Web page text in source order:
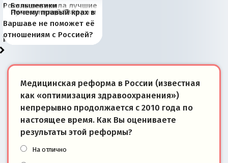
Россия потеряла лучшие
рыбопромысловые
районы Баренцева
моря
Большевики
отличаются от «Яблока»
тем, что они -
победители
Киевская марионетка
Запада рассказала о
«переобувании» хозяев
В России назрели
перемены: 15 шагов к
суверенной экономике
Миграционный пожар
Европы
Россия начинает
сбрасывать балласт
Анкориджа
Россия зимой 1904
года: первые уступки во
внутренней политике
Русская нация вчера и
сегодня
Почему правый крах в
Варшаве не поможет её
отношениям с Россией?
Медицинская реформа в России (известная
как «оптимизация здравоохранения»)
непрерывно продолжается с 2010 года по
настоящее время. Как Вы оцениваете
результаты этой реформы?
На отлично